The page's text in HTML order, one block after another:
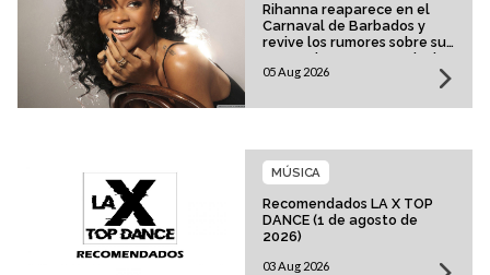
Rihanna reaparece en el
Carnaval de Barbados y
revive los rumores sobre su
esperado regreso musical
05 Aug 2026
Recomendados LA X TOP
DANCE (1 de agosto de
2026)
MÚSICA
03 Aug 2026